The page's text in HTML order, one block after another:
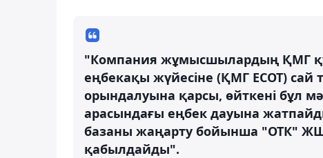
"Компания жұмысшылардың ҚМГ
еңбекақы жүйесіне (ҚМГ ЕСОТ) сай
орындалуына қарсы, өйткені бұл
арасындағы еңбек дауына
базаны жаңарту бойынша "ОТК"
қабылдайды".